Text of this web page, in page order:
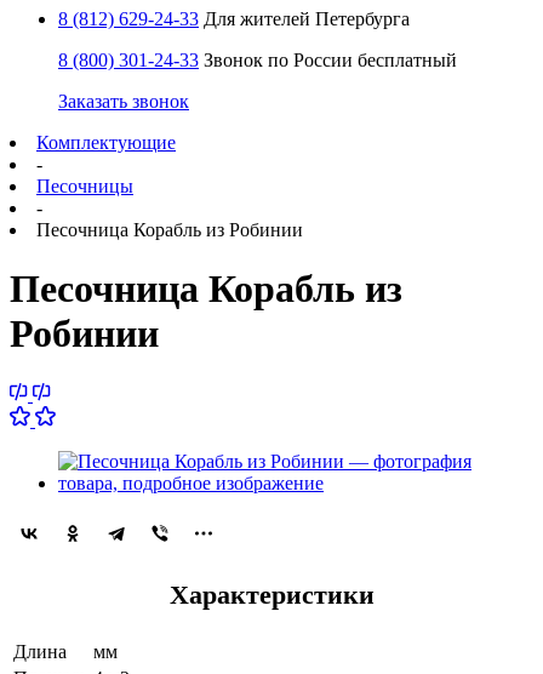
8 (812) 629-24-33 Для жителей Петербурга
8 (800) 301-24-33 Звонок по России бесплатный
Заказать звонок
Комплектующие
-
Песочницы
-
Песочница Корабль из Робинии
Песочница Корабль из
Робинии
Характеристики
Длина
мм